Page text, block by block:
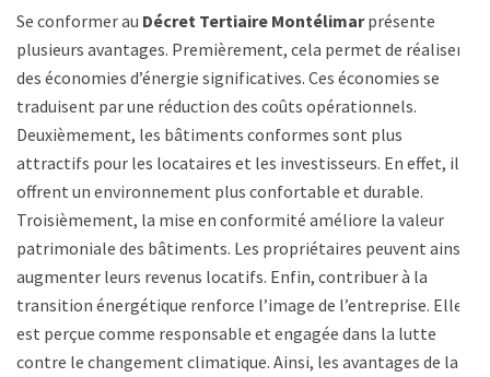
Se conformer au Décret Tertiaire Montélimarprésente
plusieurs avantages. Premièrement, cela permet de réaliser
des économies d’énergie significatives. Ces économies se
traduisent par une réduction des coûts opérationnels.
Deuxièmement, les bâtiments conformes sont plus
attractifs pour les locataires et les investisseurs. En effet, ils
offrent un environnement plus confortable et durable.
Troisièmement, la mise en conformité améliore la valeur
patrimoniale des bâtiments. Les propriétaires peuvent ainsi
augmenter leurs revenus locatifs. Enfin, contribuer à la
transition énergétique renforce l’image de l’entreprise. Elle
est perçue comme responsable et engagée dans la lutte
contre le changement climatique. Ainsi, les avantages de la